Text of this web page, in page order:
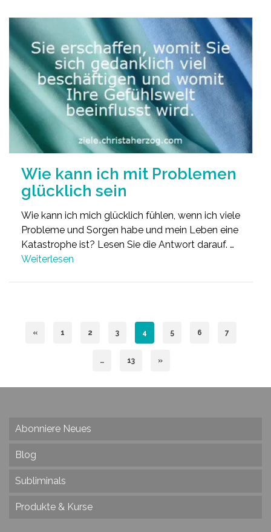
Wie kann ich mit Problemen
glücklich sein
Wie kann ich mich glücklich fühlen, wenn ich viele
Probleme und Sorgen habe und mein Leben eine
Katastrophe ist? Lesen Sie die Antwort darauf. …
Weiterlesen
« 1 2 3 4 5 6 7
… 13 »
Abonniere Neues
Blog
Subliminals
Produkte & Kurse